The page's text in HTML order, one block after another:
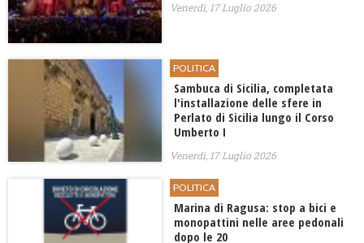
Venerdì, 17 Luglio 2026
POLITICA
Sambuca di Sicilia, completata
l'installazione delle sfere in
Perlato di Sicilia lungo il Corso
Umberto I
Venerdì, 17 Luglio 2026
POLITICA
Marina di Ragusa: stop a bici e
monopattini nelle aree pedonali
dopo le 20